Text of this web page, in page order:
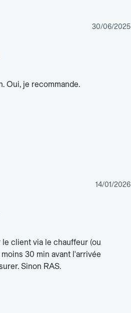
30/06/2025
Oui, je recommande.
14/01/2026
le client via le chauffeur (ou
moins 30 min avant l'arrivée
Sinon RAS.